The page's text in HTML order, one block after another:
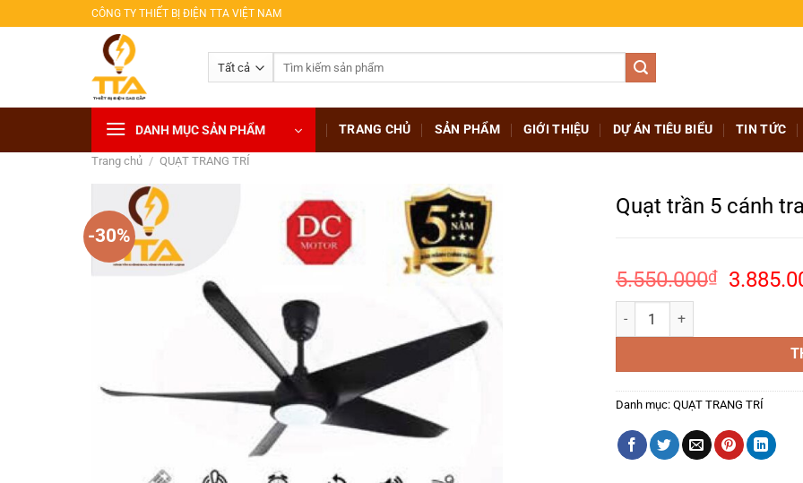
qua
CÔNG TY THIẾT BỊ ĐIỆN TTA VIỆT NAM
DANH MỤC SẢN PHẨM TRANG CHỦ SẢN PHẨM GIỚI THIỆU DỰ ÁN TIÊU BIỂU TIN TỨC
Trang chủ / QUẠT TRANG TRÍ
-30%
Quạt trần 5 cánh
5.550.000₫
Giá
Quạt trần 5 cánh trang trí - Đen
Danh mục: QUẠT TRANG TRÍ